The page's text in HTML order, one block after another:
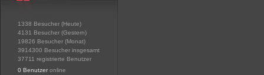
1338 Besucher (Heute)
4131 Besucher (Gestern)
19826 Besucher (Monat)
3914300 Besucher insgesamt
37711 registrierte Benutzer
0 Benutzer online